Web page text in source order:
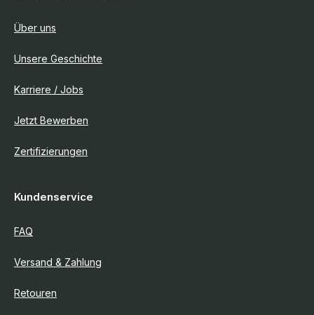
Über uns
Unsere Geschichte
Karriere / Jobs
Jetzt Bewerben
Zertifizierungen
Kundenservice
FAQ
Versand & Zahlung
Retouren